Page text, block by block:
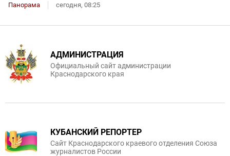
Панорама сегодня, 08:25
АДМИНИСТРАЦИЯ
Официальный сайт администрации
Краснодарского края
КУБАНСКИЙ РЕПОРТЕР
Сайт Краснодарского краевого отделения Союза
журналистов России